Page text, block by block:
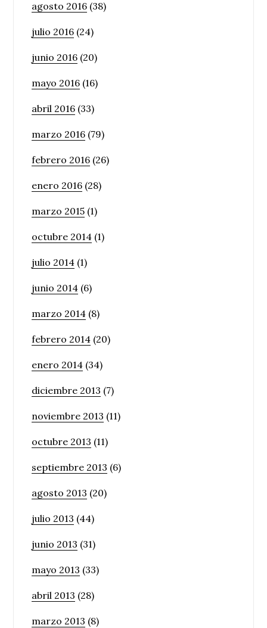
agosto 2016 (38)
julio 2016 (24)
junio 2016 (20)
mayo 2016 (16)
abril 2016 (33)
marzo 2016 (79)
febrero 2016 (26)
enero 2016 (28)
marzo 2015 (1)
octubre 2014 (1)
julio 2014 (1)
junio 2014 (6)
marzo 2014 (8)
febrero 2014 (20)
enero 2014 (34)
diciembre 2013 (7)
noviembre 2013 (11)
octubre 2013 (11)
septiembre 2013 (6)
agosto 2013 (20)
julio 2013 (44)
junio 2013 (31)
mayo 2013 (33)
abril 2013 (28)
marzo 2013 (8)